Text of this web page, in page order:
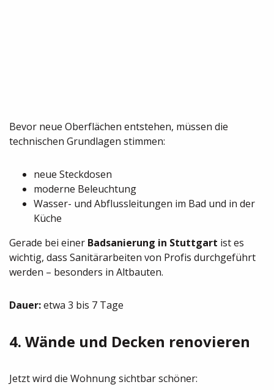
Bevor neue Oberflächen entstehen, müssen die
technischen Grundlagen stimmen:
neue Steckdosen
moderne Beleuchtung
Wasser- und Abflussleitungen im Bad und in der
Küche
Gerade bei einer Badsanierung in Stuttgart ist es
wichtig, dass Sanitärarbeiten von Profis durchgeführt
werden – besonders in Altbauten.
Dauer:etwa 3 bis 7 Tage
4. Wände und Decken renovieren
Jetzt wird die Wohnung sichtbar schöner: